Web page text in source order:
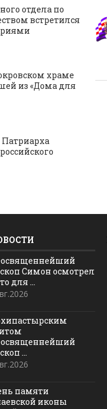
отдела по
встретился
храме
из «Дома для
Симон осмотрел
для ...
...
памяти
иконы